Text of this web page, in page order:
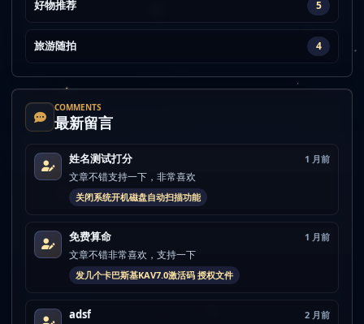
好物推荐 5
旅游随拍 4
COMMENTS
最新留言
姓名测试打分 1 月前
文章不错支持一下，非常喜欢
关闭系统开机磁盘自动扫描功能
免费算命 1 月前
文章不错非常喜欢，支持一下
发几个卡巴斯基KAV7.0激活码 授权文件
adsf 2 月前